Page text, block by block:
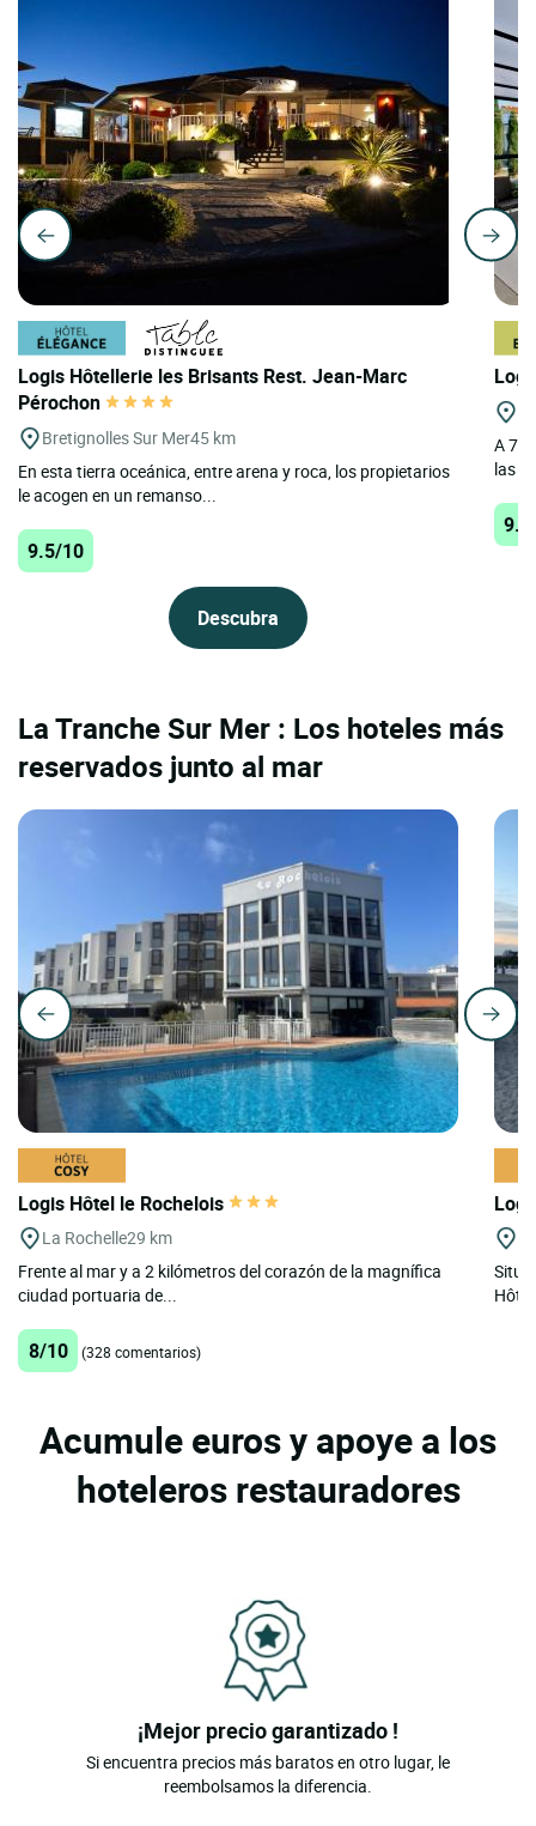
Logis Hôtellerie les Brisants Rest. Jean-Marc
Pérochon
Bretignolles Sur Mer45 km
En esta tierra oceánica, entre arena y roca, los propietarios
le acogen en un remanso...
9.5/10
Descubra
A 7
las
La Tranche Sur Mer : Los hoteles más
reservados junto al mar
Logis Hôtel le Rochelois
La Rochelle29 km
Frente al mar y a 2 kilómetros del corazón de la magnífica
ciudad portuaria de...
8/10 (328 comentarios)
Acumule euros y apoye a los
hoteleros restauradores
¡Mejor precio garantizado !
Si encuentra precios más baratos en otro lugar, le
reembolsamos la diferencia.